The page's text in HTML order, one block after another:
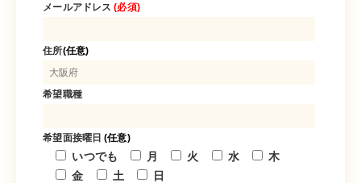
給与備考
※試用期間（2ヶ月）あり
メールアドレス(必須)
住所(任意)
希望職種
希望面接曜日(任意)
いつでも 月 火 水
木
金
土 日